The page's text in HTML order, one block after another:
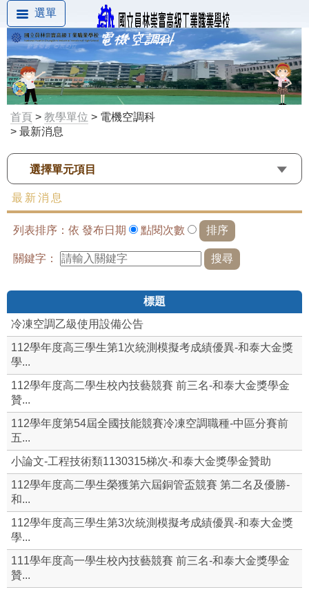
選單
首頁 > 教學單位 > 電機空調科
> 最新消息
選擇單元項目
最新消息
列表排序：依 發布日期 點閱次數
關鍵字：
標題
冷凍空調乙級使用設備公告
112學年度高三學生第1次統測模擬考成績優異-和泰大金獎
學...
112學年度高二學生校內技藝競賽 前三名-和泰大金獎學金
贊...
112學年度第54屆全國技能競賽冷凍空調職種-中區分賽前
五...
小論文-工程技術類1130315梯次-和泰大金獎學金贊助
112學年度高二學生榮獲第六屆銅管盃競賽 第二名及優勝-
和...
112學年度高三學生第3次統測模擬考成績優異-和泰大金獎
學...
111學年度高一學生校內技藝競賽 前三名-和泰大金獎學金
贊...